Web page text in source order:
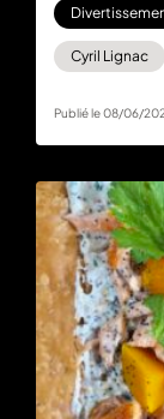
Cuisine du 8
streaming sur
Cyril Lignac
Publié le 08/06/